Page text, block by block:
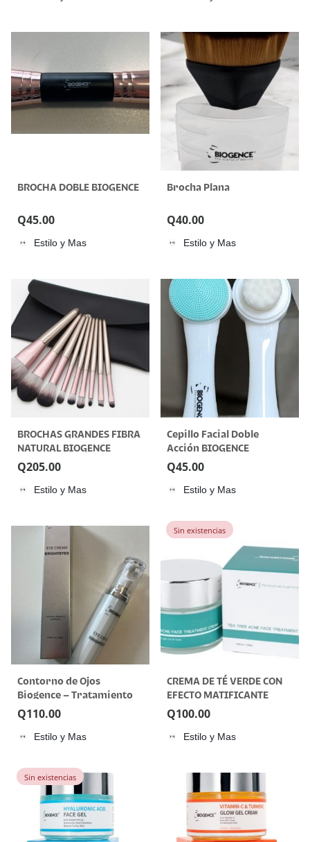
BROCHA DOBLE BIOGENCE
Q45.00
Estilo y Mas
Brocha Plana
Q40.00
Estilo y Mas
BROCHAS GRANDES FIBRA
NATURAL BIOGENCE
Q205.00
Estilo y Mas
Cepillo Facial Doble
Acción BIOGENCE
Q45.00
Estilo y Mas
Contorno de Ojos
Biogence – Tratamiento
Revitalizante
Q110.00
Estilo y Mas
Sin existencias
CREMA DE TÉ VERDE CON
EFECTO MATIFICANTE
BIOGENCE
Q100.00
Estilo y Mas
Sin existencias